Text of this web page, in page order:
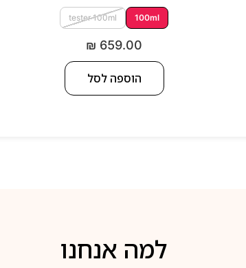
100ml
tester 100ml
₪ 659.00
הוספה לסל
למה אנחנו